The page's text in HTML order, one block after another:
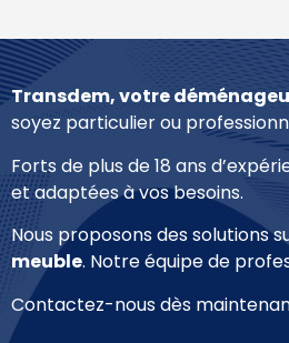
Transdem, votre
soyez particulier ou
Forts de plus de 18 ans
et adaptées à vos besoins.
Nous proposons des solutions
meuble. Notre équipe de
Contactez-nous dès